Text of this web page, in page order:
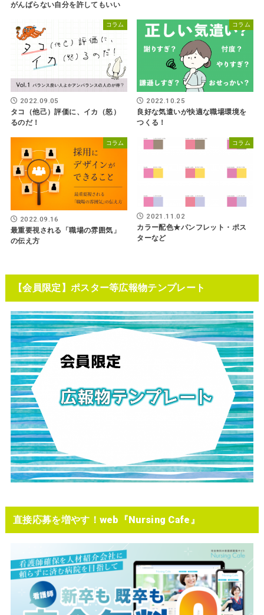
がんばらない自分を許してもいい
コラム
2022.09.05
タコ（他己）評価に、イカ（怒）
るのだ！
コラム
2022.10.25
良好な気遣いが快適な職場環境を
つくる！
コラム
2022.09.16
最重要視される「職場の雰囲気」
の伝え方
コラム
2021.11.02
カラー配色★パンフレット・ポス
ターなど
【会員限定】ポスター等広報物テンプレート
直接応募を増やす！web『Nursing Cafe』